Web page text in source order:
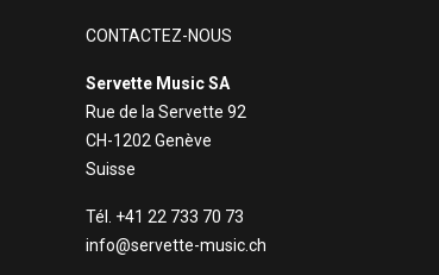
CONTACTEZ-NOUS
Servette Music SA
Rue de la Servette 92
CH-1202 Genève
Suisse
Tél. +41 22 733 70 73
info@servette-music.ch